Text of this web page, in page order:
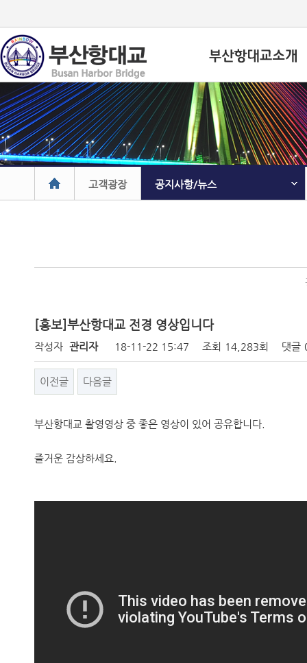
고객광장 공지사항/뉴스
[홍보]부산항대교 전경 영상입니다
작성자 관리자 18-11-22 15:47 조회 14,283회 댓글
이전글 다음글
부산항대교 촬영영상 중 좋은 영상이 있어 공유합니다.
즐거운 감상하세요.